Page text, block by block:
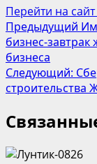
Перейти на сайт
записи
Предыдущий
бизнес-завтрак
бизнеса
Следующий:
строительства